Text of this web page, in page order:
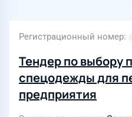
Регистрационный номер
Тендер по выбору
спецодежды для
предприятия